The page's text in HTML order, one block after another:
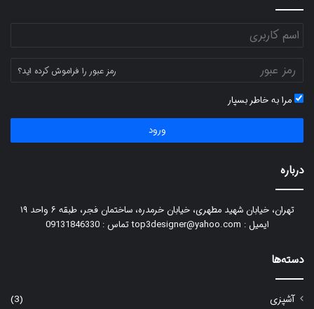
رمز عبور را فراموش کرده اید؟
مرا به خاطر بسپار
ورود
درباره
تهران، خیابان شهید مطهری، خیابان خرمدره، ساختمان فجر، طبقه ۶ واحد ۱۹
ایمیل : top3designer@yahoo.com تماس : 09131846330
دسته‌ها
آشپزی (3)